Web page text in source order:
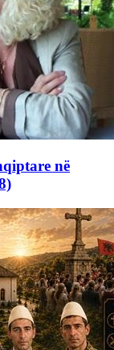
në